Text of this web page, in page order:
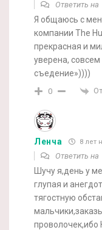
Ответить на
Я общаюсь с
компании The
прекрасная и
уверена,
съедение»))))
0
Ленча 8 лет
Ответить на
Шучу я,день у
глупая и
тягостную